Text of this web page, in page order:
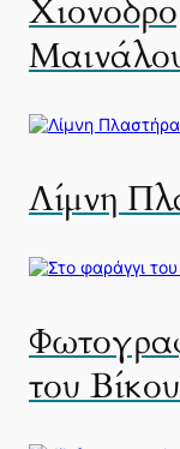
Λίμνη
του Βίκου